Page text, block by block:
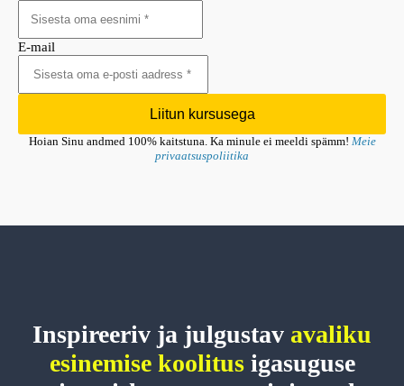
E-mail
Liitun kursusega
Hoian Sinu andmed 100% kaitstuna. Ka minule ei meeldi spämm! Meie
privaatsuspoliitika
Inspireeriv ja julgustav avaliku
esinemise koolitusigasuguse